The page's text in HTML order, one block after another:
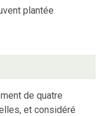
plantée
de quatre
et considéré